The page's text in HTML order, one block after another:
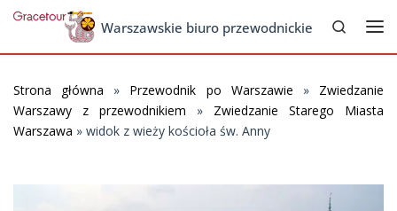
Skip to contentWarszawskie biuro przewodnickie
Search
Strona główna » Przewodnik po Warszawie » Zwiedzanie
Warszawy z przewodnikiem » Zwiedzanie Starego Miasta
Warszawa » widok z wieży kościoła św. Anny